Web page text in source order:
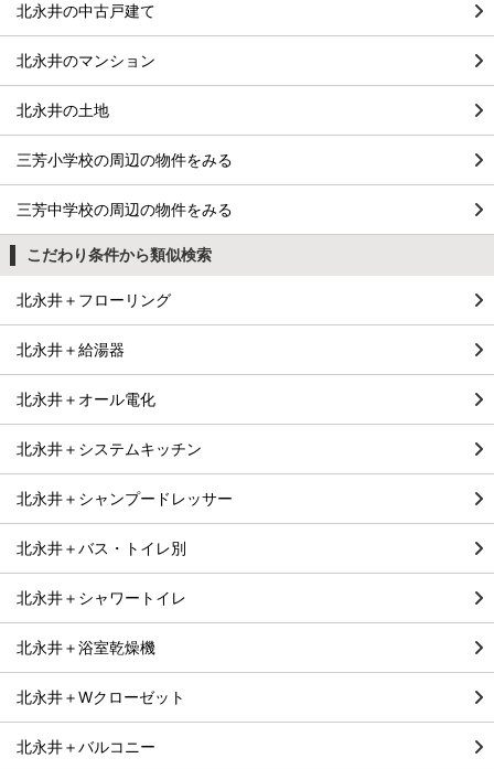
北永井の中古戸建て
北永井のマンション
北永井の土地
三芳小学校の周辺の物件をみる
三芳中学校の周辺の物件をみる
こだわり条件から類似検索
北永井＋フローリング
北永井＋給湯器
北永井＋オール電化
北永井＋システムキッチン
北永井＋シャンプードレッサー
北永井＋バス・トイレ別
北永井＋シャワートイレ
北永井＋浴室乾燥機
北永井＋Wクローゼット
北永井＋バルコニー